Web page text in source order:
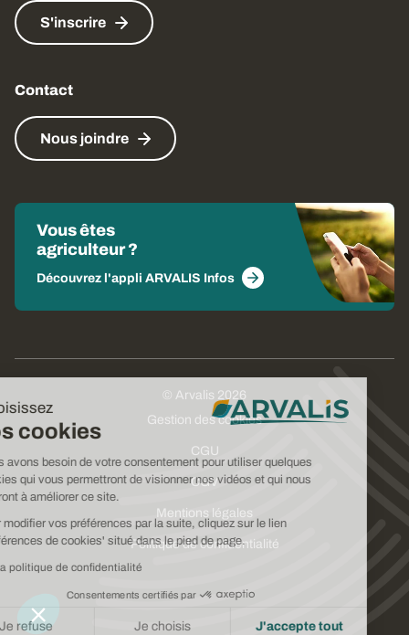
Choisissez
vos cookies
Nous avons besoin de votre consentement pour utiliser quelques
cookies qui vous permettront de visionner nos vidéos et qui nous
aideront à améliorer ce site.
Pour modifier vos préférences par la suite, cliquez sur le lien
'Préférences de cookies' situé dans le pied de page.
Lire la politique de confidentialité
Consentements certifiés par
Je refuse Je choisis J'accepte tout
S'inscrire
Contact
Nous joindre
Vous êtes
agriculteur ?
Découvrez l'appli ARVALIS Infos
© Arvalis 2026
Gestion des cookies
CGU
CGV
Mentions légales
Politique de confidentialité